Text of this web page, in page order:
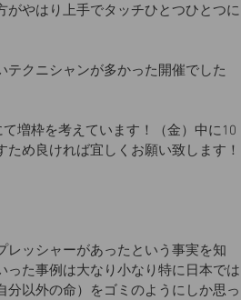
やはり上手でタッチひとつひとつに
クニシャンが多かった開催でした
増枠を考えています！（金）中に10
め良ければ宜しくお願い致します！
レッシャーがあったという事実を知
った事例は大なり小なり特に日本では
以外の命）をゴミのようにしか思っ